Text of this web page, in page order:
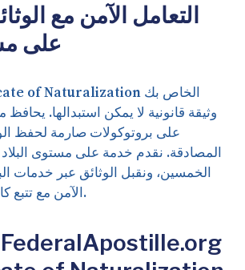
التعامل الآمن مع
على
وثيقة قانونية لا يمكن استبدالها. يحافظ
على بروتوكولات صارمة لحفظ
المصادقة. نقدم خدمة على مستوى
الخمسين، ونقبل الوثائق عبر خدمات
الآمن مع تتبع كامل وتغطية تأمينية.